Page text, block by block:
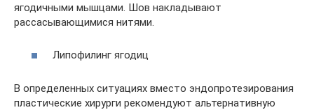
ягодичными мышцами. Шов накладывают
рассасывающимися нитями.
Липофилинг ягодиц
В определенных ситуациях вместо эндопротезирования
пластические хирурги рекомендуют альтернативную